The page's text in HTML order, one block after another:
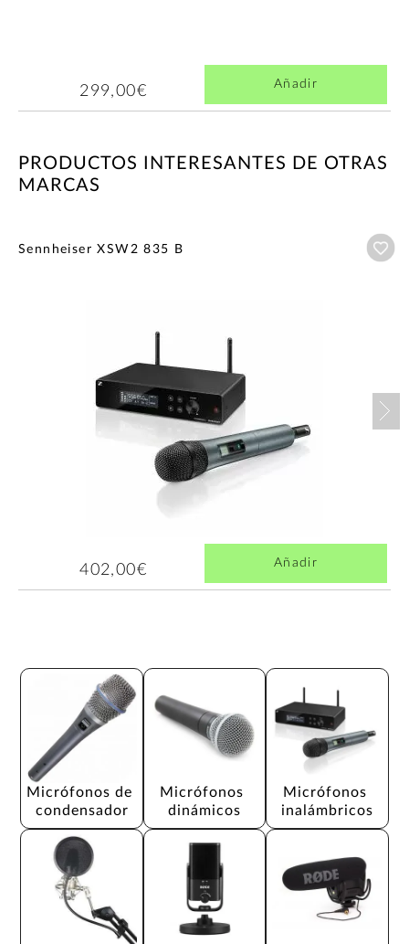
299,00€ Añadir
PRODUCTOS INTERESANTES DE OTRAS
MARCAS
Sennheiser XSW2 835 B
402,00€ Añadir
Micrófonos de
condensador
Micrófonos
dinámicos
Micrófonos
inalámbricos